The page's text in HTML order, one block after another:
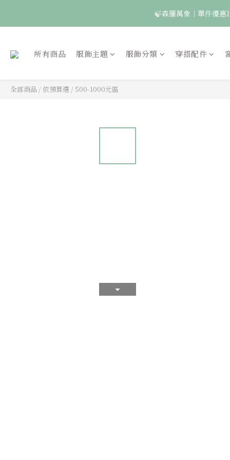
🍃森羅萬象｜單件優惠
所有商品 服飾主題 服飾分類 穿搭配件
全部商品 /依預算選 / 500-1000元區